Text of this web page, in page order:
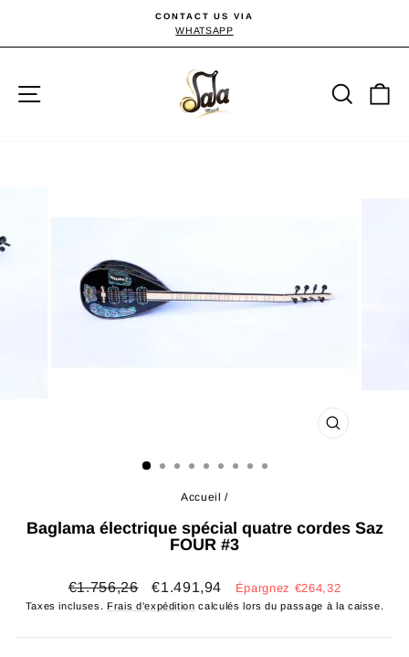
contenu
Diaporama
CONTACT US VIA
WHATSAPP
FERMER
Accueil /
Baglama électrique spécial quatre cordes Saz
FOUR #3
Prix
régulier
€1.756,26
Prix
réduit
€1.491,94 Épargnez €264,32
Taxes incluses. Frais d'expédition calculés lors du passage à la caisse.